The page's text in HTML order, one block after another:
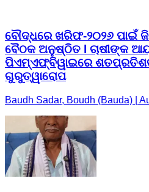
ବୌଦ୍ଧରେ ଖରିଫ-୨୦୨୬ ପାଇଁ
ବୈଠକ ଅନୁଷ୍ଠିତ l ଚାଷୀଙ୍କ
ପିଏମ୍‌ଏଫ୍‌ବିୱାଇରେ
ଗୁରୁତ୍ୱାରୋପ
Baudh Sadar, Boudh (Bauda) |